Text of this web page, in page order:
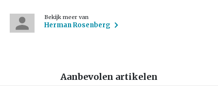
Bekijk meer van
Herman Rosenberg
Aanbevolen artikelen